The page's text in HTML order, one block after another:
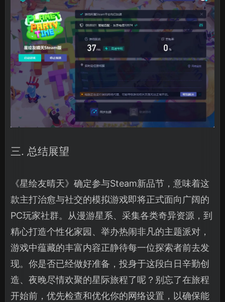
三. 总结展望
《星绘友晴天》确定参与Steam新品节，意味着这
款主打治愈与社交的模拟游戏即将正式面向广阔的
PC玩家社群。从漫游星系、采集各类奇异资源，到
精心打造个性化家园、举办热闹非凡的主题派对，
游戏中蕴藏的丰富内容正静待每一位探索者前去发
现。你是否已经做好准备，投身于这段白日辛勤创
造、夜晚尽情欢聚的星际旅程了呢？别忘了在旅程
开始前，优先检查和优化你的网络设置，以确保能